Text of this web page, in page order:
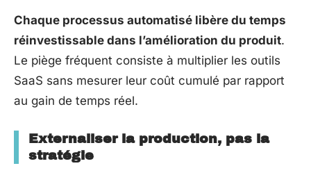
Chaque processus automatisé libère du temps
réinvestissable dans l’amélioration du produit.
Le piège fréquent consiste à multiplier les outils
SaaS sans mesurer leur coût cumulé par rapport
au gain de temps réel.
Externaliser la production, pas la
stratégie